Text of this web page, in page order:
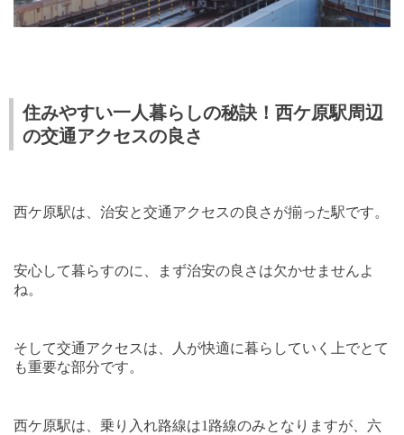
住みやすい一人暮らしの秘訣！西ケ原駅周辺
の交通アクセスの良さ
西ケ原駅は、治安と交通アクセスの良さが揃った駅です。
安心して暮らすのに、まず治安の良さは欠かせませんよ
ね。
そして交通アクセスは、人が快適に暮らしていく上でとて
も重要な部分です。
西ケ原駅は、乗り入れ路線は1 路線のみとなりますが、六